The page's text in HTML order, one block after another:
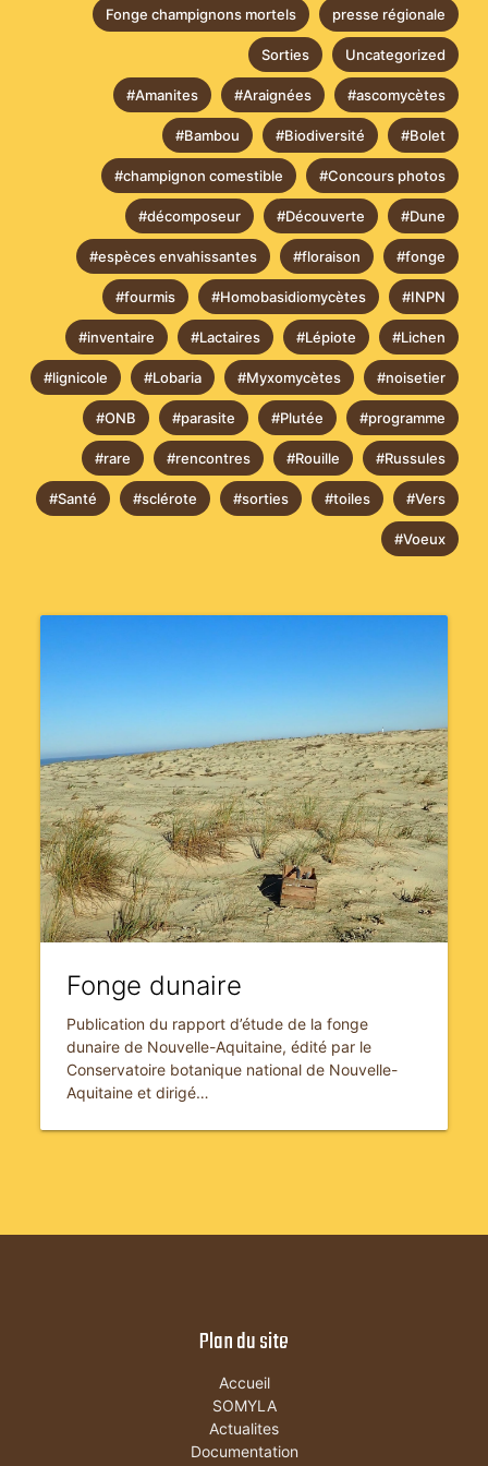
Fonge champignons mortels presse régionale
Sorties Uncategorized
#Amanites #Araignées #ascomycètes
#Bambou #Biodiversité #Bolet
#champignon comestible #Concours photos
#décomposeur #Découverte #Dune
#espèces envahissantes #floraison #fonge
#fourmis #Homobasidiomycètes #INPN
#inventaire #Lactaires #Lépiote #Lichen
#lignicole #Lobaria #Myxomycètes #noisetier
#ONB #parasite #Plutée #programme
#rare #rencontres #Rouille #Russules
#Santé #sclérote #sorties #toiles #Vers
#Voeux
Fonge dunaire
Publication du rapport d’étude de la fonge
dunaire de Nouvelle-Aquitaine, édité par le
Conservatoire botanique national de Nouvelle-
Aquitaine et dirigé…
Plan du site
Accueil
SOMYLA
Actualites
Documentation